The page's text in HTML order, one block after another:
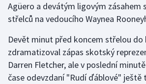
Lyže a snowboard
Motorsport
Olympijské hry
Agüero a devátým ligovým zásahem
střelců na vedoucího Waynea
Devět minut před koncem střelou do
zdramatizoval zápas skotský
Darren Fletcher, ale v poslední
čase odevzdaní "Rudí ďáblové"